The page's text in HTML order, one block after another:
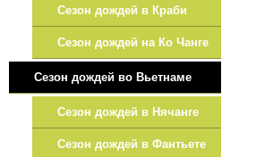
Сезон дождей в Краби
Сезон дождей на Ко Чанге
Сезон дождей во Вьетнаме
Сезон дождей в Нячанге
Сезон дождей в Фантьете